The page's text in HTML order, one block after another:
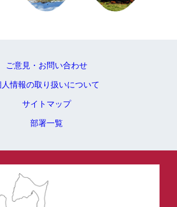
ご意見・お問い合わせ
人情報の取り扱いについて
サイトマップ
部署一覧